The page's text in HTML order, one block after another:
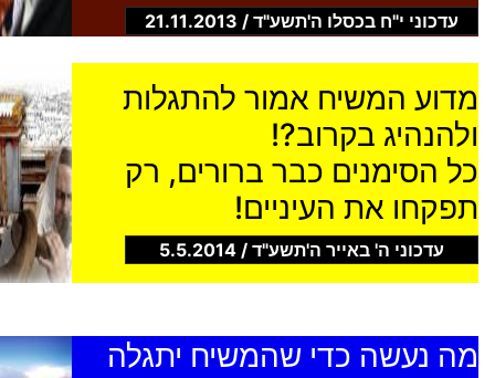
עדכוני י"ח בכסלו ה'תשע"ד / 21.11.2013
מדוע המשיח אמור להתגלות
ולהנהיג בקרוב?!
כל הסימנים כבר ברורים, רק
תפקחו את העיניים!
עדכוני ה' באייר ה'תשע"ד / 5.5.2014
מה נעשה כדי שהמשיח יתגלה